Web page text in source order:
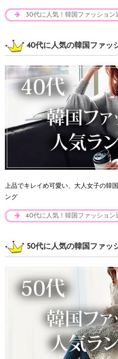
30代に人気！韓国ファッション
40代に人気の韓国ファッ
上品でキレイめ可愛い、大人女子の韓
ング
40代に人気！韓国ファッション
50代に人気の韓国ファッ